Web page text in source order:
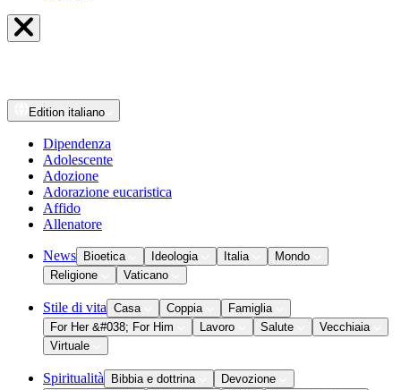
Edition italiano
Dipendenza
Adolescente
Adozione
Adorazione eucaristica
Affido
Allenatore
News Bioetica Ideologia Italia
Mondo
Religione
Vaticano
Stile di vita Casa Coppia
Famiglia
For Her &#038; For Him
Lavoro Salute
Vecchiaia
Virtuale
Spiritualità Bibbia e dottrina
Devozione